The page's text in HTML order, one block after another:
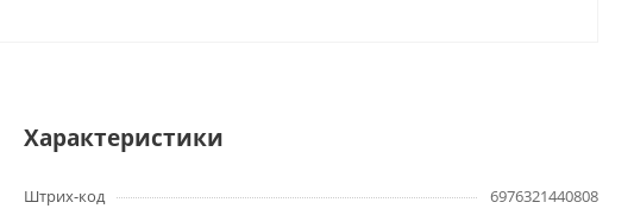
Характеристики
Штрих-код
6976321440808